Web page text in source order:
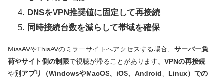
DNSをVPN推奨値に固定して再接続
同時接続台数を減らして帯域を確保
MissAVやThisAVのミラーサイトへアクセスする場合、 サーバー負
荷やサイト側の制限で視聴が滞ることがあります。 VPNの再接続
や別アプリ（WindowsやMacOS、iOS、Android、Linux）での